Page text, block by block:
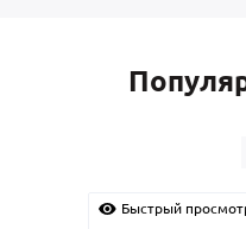
Быстрый просмотр